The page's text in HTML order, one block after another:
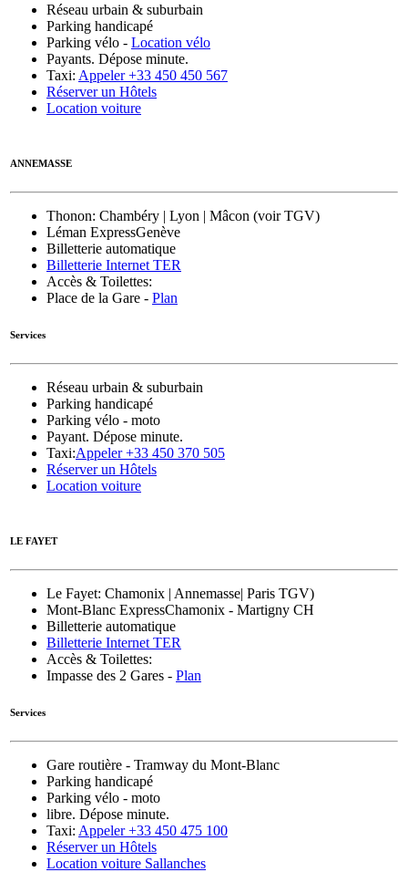
Réseau urbain & suburbain
Parking handicapé
Parking vélo - Location vélo
Payants. Dépose minute.
Taxi: Appeler +33 450 450 567
Réserver un Hôtels
Location voiture
ANNEMASSE
Thonon: Chambéry | Lyon | Mâcon (voir TGV)
Léman ExpressGenève
Billetterie automatique
Billetterie Internet TER
Accès & Toilettes:
Place de la Gare - Plan
Services
Réseau urbain & suburbain
Parking handicapé
Parking vélo - moto
Payant. Dépose minute.
Taxi:Appeler +33 450 370 505
Réserver un Hôtels
Location voiture
LE FAYET
Le Fayet: Chamonix | Annemasse| Paris TGV)
Mont-Blanc ExpressChamonix - Martigny CH
Billetterie automatique
Billetterie Internet TER
Accès & Toilettes:
Impasse des 2 Gares - Plan
Services
Gare routière - Tramway du Mont-Blanc
Parking handicapé
Parking vélo - moto
libre. Dépose minute.
Taxi: Appeler +33 450 475 100
Réserver un Hôtels
Location voiture Sallanches